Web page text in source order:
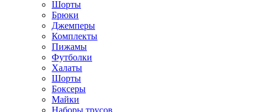
Шорты
Брюки
Джемперы
Комплекты
Пижамы
Футболки
Халаты
Шорты
Боксеры
Майки
Наборы трусов